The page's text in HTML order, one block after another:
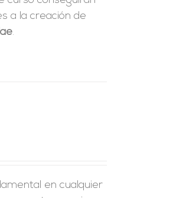
a la creación de
.
en cualquier